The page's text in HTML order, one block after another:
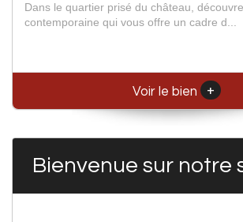
A 15 minutes de FONTAINEBLEAU, au
village en bord de Loing, belle longère
Voir le bien +
Bienvenue sur notre